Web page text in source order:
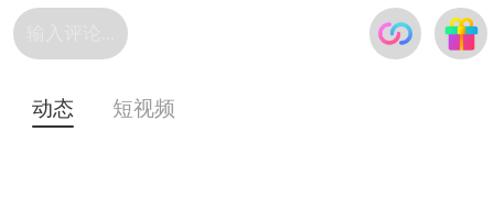
动态 短视频